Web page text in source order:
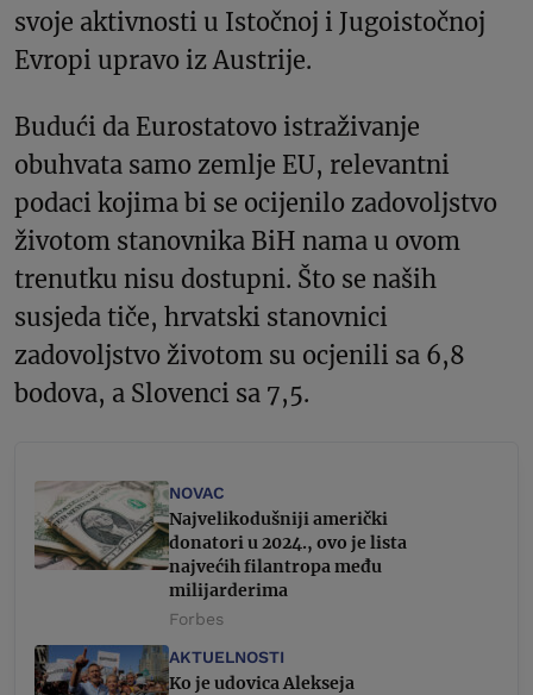
svoje aktivnosti u Istočnoj i Jugoistočnoj
Evropi upravo iz Austrije.
Budući da Eurostatovo istraživanje
obuhvata samo zemlje EU, relevantni
podaci kojima bi se ocijenilo zadovoljstvo
životom stanovnika BiH nama u ovom
trenutku nisu dostupni. Što se naših
susjeda tiče, hrvatski stanovnici
zadovoljstvo životom su ocjenili sa 6,8
bodova, a Slovenci sa 7,5.
NOVAC
Najvelikodušniji američki
donatori u 2024., ovo je lista
najvećih filantropa među
milijarderima
Forbes
AKTUELNOSTI
Ko je udovica Alekseja